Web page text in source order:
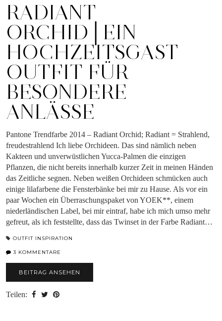
RADIANT
ORCHID│EIN
HOCHZEITSGAST
OUTFIT FÜR
BESONDERE
ANLÄSSE
Pantone Trendfarbe 2014 – Radiant Orchid; Radiant = Strahlend,
freudestrahlend Ich liebe Orchideen. Das sind nämlich neben
Kakteen und unverwüstlichen Yucca-Palmen die einzigen
Pflanzen, die nicht bereits innerhalb kurzer Zeit in meinen Händen
das Zeitliche segnen. Neben weißen Orchideen schmücken auch
einige lilafarbene die Fensterbänke bei mir zu Hause. Als vor ein
paar Wochen ein Überraschungspaket von YOEK**, einem
niederländischen Label, bei mir eintraf, habe ich mich umso mehr
gefreut, als ich feststellte, dass das Twinset in der Farbe Radiant…
OUTFIT INSPIRATION
3 KOMMENTARE
BEITRAG ANSEHEN
Teilen: